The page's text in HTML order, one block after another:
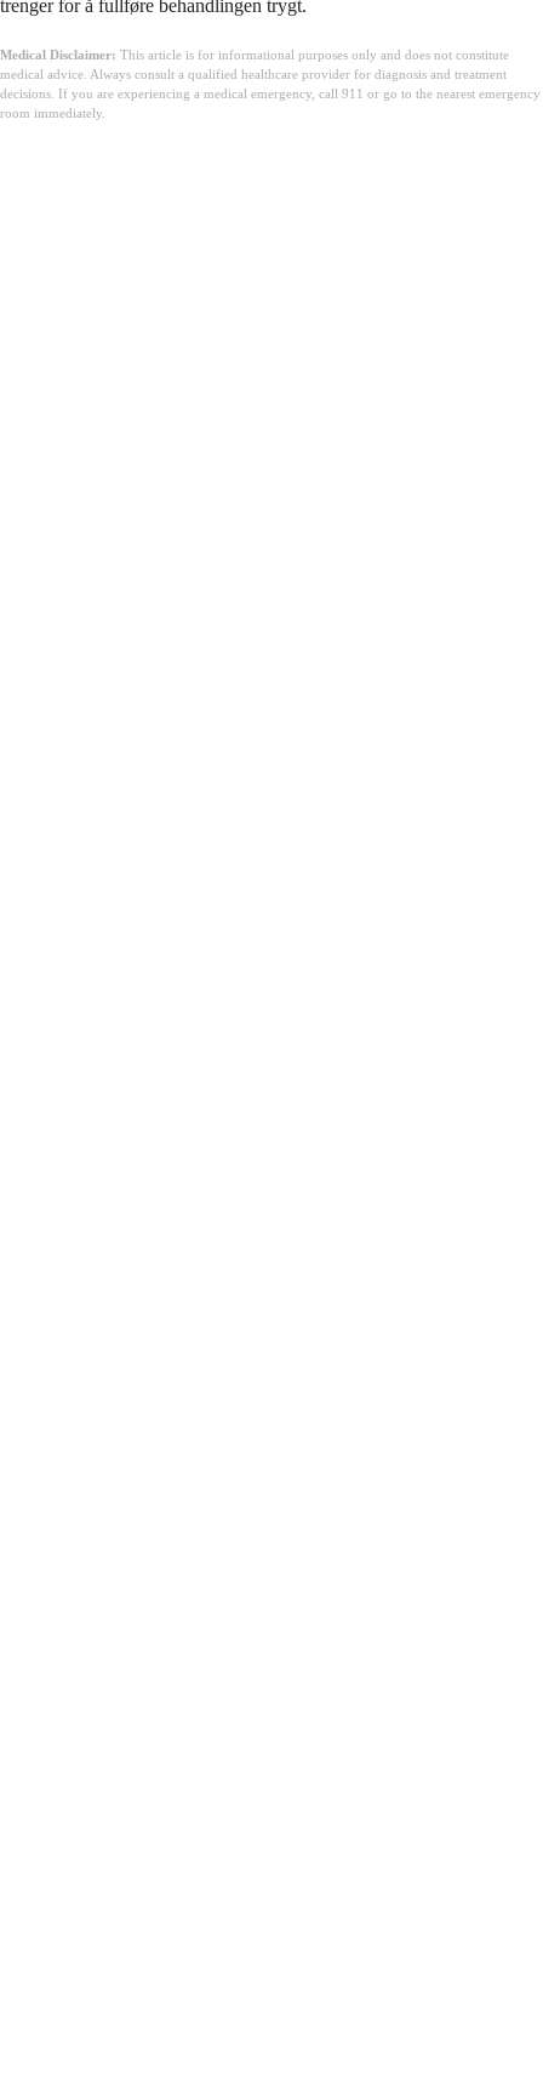
trenger for å fullføre behandlingen trygt.
Medical Disclaimer: This article is for informational purposes only and does not constitute
medical advice. Always consult a qualified healthcare provider for diagnosis and treatment
decisions. If you are experiencing a medical emergency, call 911 or go to the nearest emergency
room immediately.